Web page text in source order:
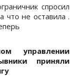
спросил
что не оставила .
управлении
приняли